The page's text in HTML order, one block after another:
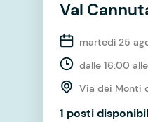
Val
martedì 25
dalle 16:00
Via dei Monti
1 posti